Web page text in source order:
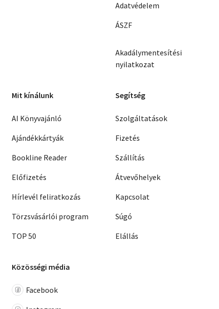
Adatvédelem
ÁSZF
Akadálymentesítési
nyilatkozat
Mit kínálunk
AI Könyvajánló
Ajándékkártyák
Bookline Reader
Előfizetés
Hírlevél feliratkozás
Törzsvásárlói program
TOP 50
Segítség
Szolgáltatások
Fizetés
Szállítás
Átvevőhelyek
Kapcsolat
Súgó
Elállás
Közösségi média
Facebook